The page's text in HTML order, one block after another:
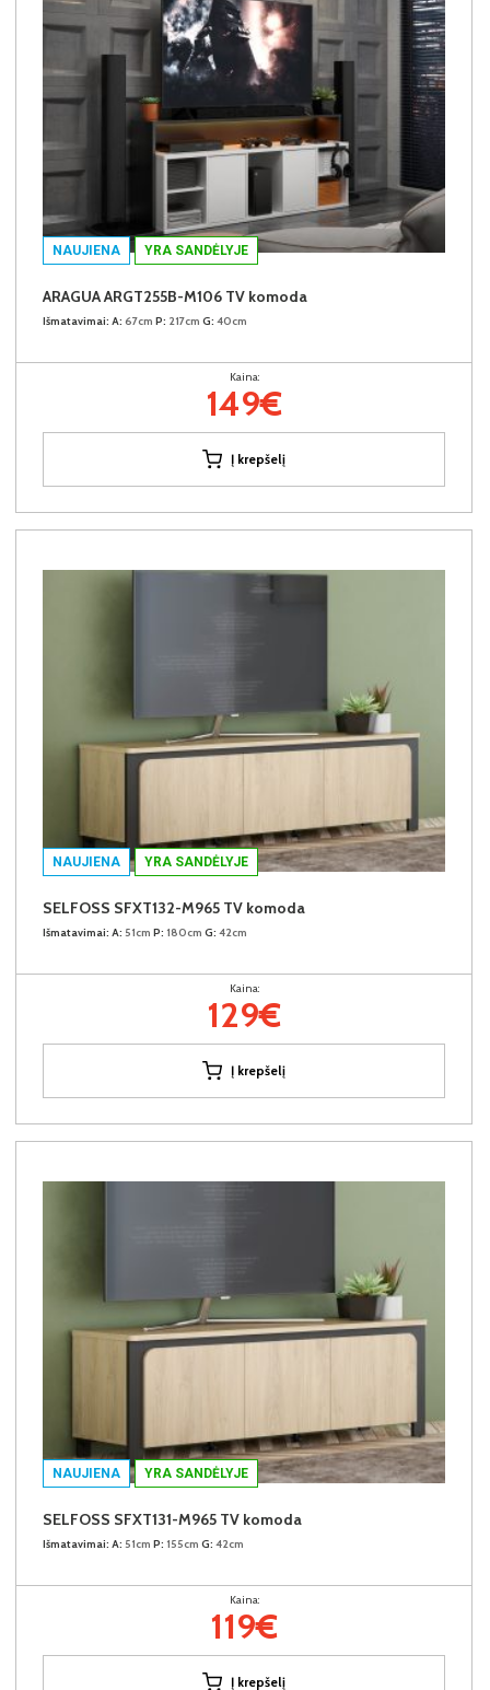
NAUJIENA YRA SANDĖLYJE
ARAGUA ARGT255B-M106 TV komoda
Išmatavimai: A: 67cm P: 217cm G: 40cm
Kaina:
149€
Į krepšelį
NAUJIENA YRA SANDĖLYJE
SELFOSS SFXT132-M965 TV komoda
Išmatavimai: A: 51cm P: 180cm G: 42cm
Kaina:
129€
Į krepšelį
NAUJIENA YRA SANDĖLYJE
SELFOSS SFXT131-M965 TV komoda
Išmatavimai: A: 51cm P: 155cm G: 42cm
Kaina:
119€
Į krepšelį